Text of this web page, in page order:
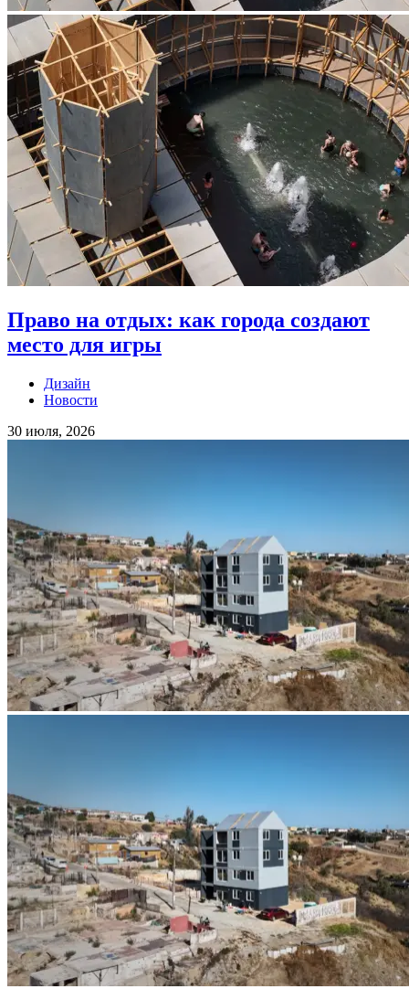
Право на отдых: как города создают
место для игры
Дизайн
Новости
30 июля, 2026